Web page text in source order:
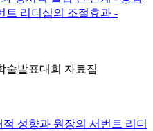
트 리더십의 조절효과 -
술발표대회 자료집
성향과 원장의 서번트 리더